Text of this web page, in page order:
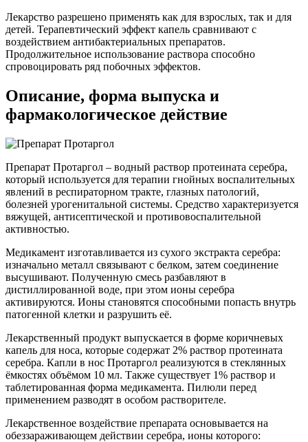
Лекарство разрешено применять как для взрослых, так и для
детей. Терапевтический эффект капель сравнивают с
воздействием антибактериальных препаратов.
Продолжительное использование раствора способно
спровоцировать ряд побочных эффектов.
Описание, форма выпуска и
фармакологическое действие
Препарат Протаргол – водный раствор протеината серебра,
который используется для терапии гнойных воспалительных
явлений в респираторном тракте, глазных патологий,
болезней урогенитальной системы. Средство характеризуется
вяжущей, антисептической и противовоспалительной
активностью.
Медикамент изготавливается из сухого экстракта серебра:
изначально металл связывают с белком, затем соединение
высушивают. Полученную смесь разбавляют в
дистиллированной воде, при этом ионы серебра
активируются. Ионы становятся способными попасть внутрь
патогенной клетки и разрушить её.
Лекарственный продукт выпускается в форме коричневых
капель для носа, которые содержат 2% раствор протеината
серебра. Капли в нос Протаргол реализуются в стеклянных
ёмкостях объёмом 10 мл. Также существует 1% раствор и
таблетированная форма медикамента. Пилюли перед
применением разводят в особом растворителе.
Лекарственное воздействие препарата основывается на
обеззараживающем действии серебра, ионы которого: